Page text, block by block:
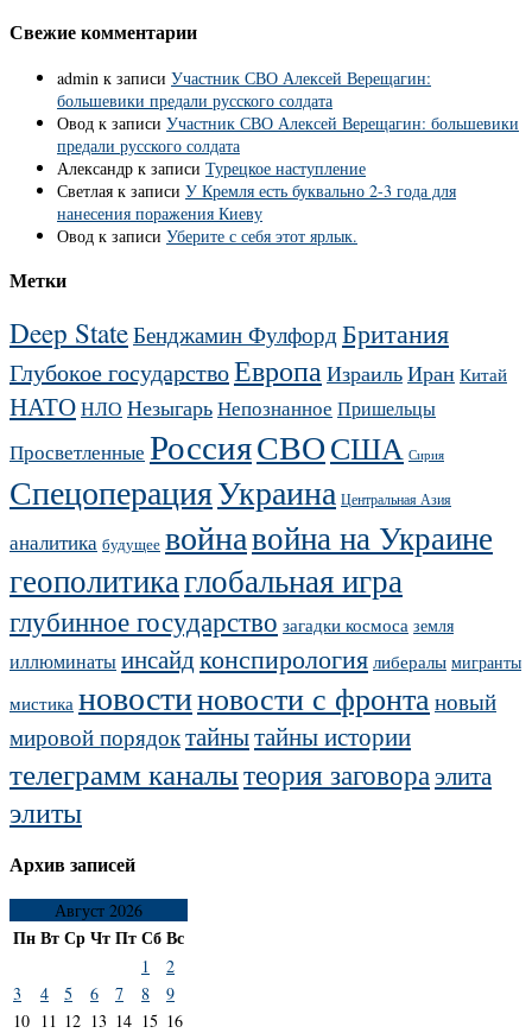
Свежие комментарии
admin к записи Участник СВО Алексей Верещагин:
большевики предали русского солдата
Овод к записи Участник СВО Алексей Верещагин: большевики
предали русского солдата
Александр к записи Турецкое наступление
Светлая к записи У Кремля есть буквально 2-3 года для
нанесения поражения Киеву
Овод к записи Уберите с себя этот ярлык.
Метки
Deep StateБенджамин Фулфорд Британия
Глубокое государствоЕвропаИзраильИран Китай
НАТОНЛО НезыгарьНепознанное Пришельцы
Просветленные РоссияСВОСША Сирия
СпецоперацияУкраина Центральная Азия
аналитика будущее войнавойна на Украине
геополитикаглобальная игра
глубинное государство загадки космоса земля
иллюминатыинсайдконспирология либералы мигранты
мистика новостиновости с фронтановый
мировой порядоктайнытайны истории
телеграмм каналытеория заговораэлита
элиты
Архив записей
Август 2026
ПнВтСрЧтПтСбВс
1
2
3
4 5 6 7 8
9
10 11 12 13 14 15 16